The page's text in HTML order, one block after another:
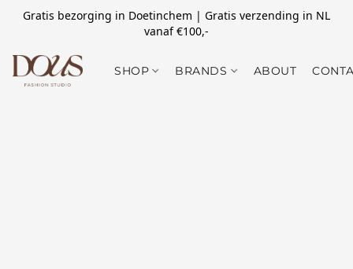
Gratis bezorging in Doetinchem | Gratis verzending in NL
vanaf €100,-
SHOP BRANDS ABOUT